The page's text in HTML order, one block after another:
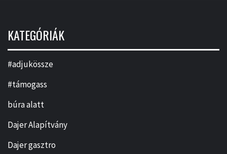
KATEGÓRIÁK
#adjukössze
#támogass
búra alatt
Dajer Alapítvány
Dajer gasztro